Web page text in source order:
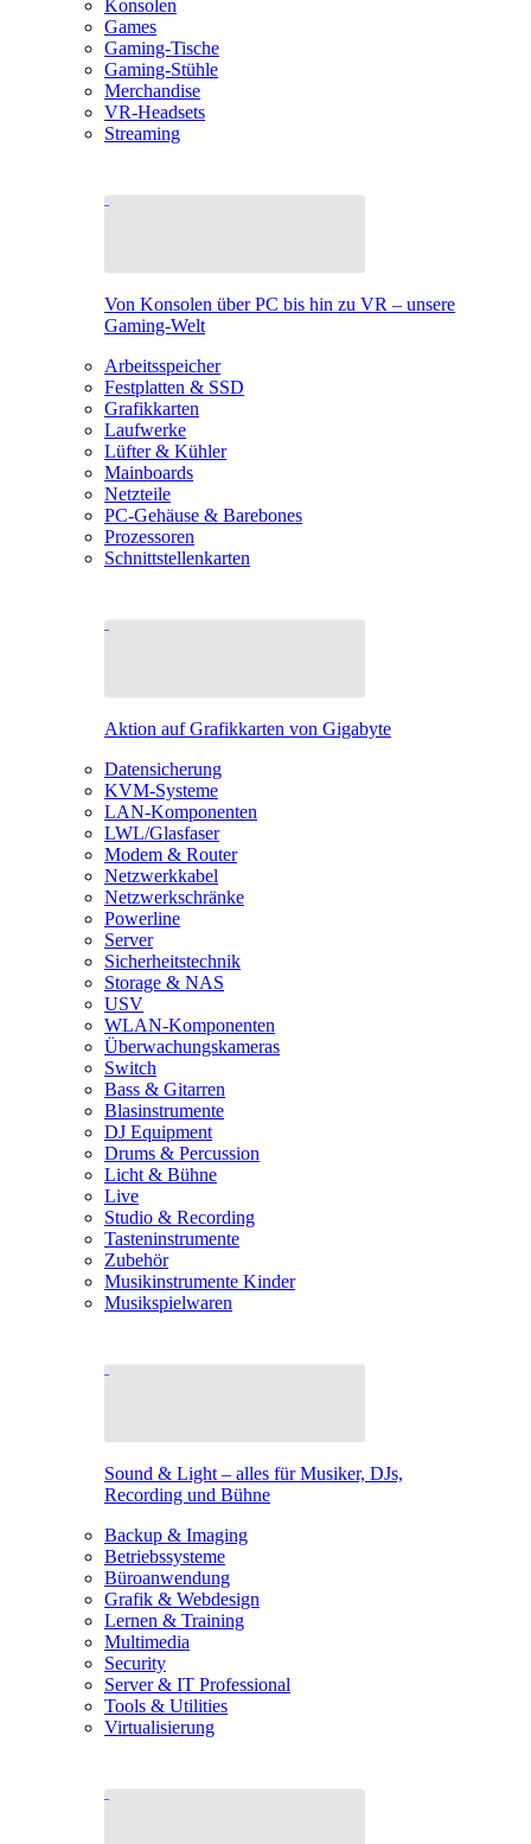
Konsolen
Games
Gaming-Tische
Gaming-Stühle
Merchandise
VR-Headsets
Streaming
Von Konsolen über PC bis hin zu VR – unsere
Gaming-Welt
Arbeitsspeicher
Festplatten & SSD
Grafikkarten
Laufwerke
Lüfter & Kühler
Mainboards
Netzteile
PC-Gehäuse & Barebones
Prozessoren
Schnittstellenkarten
Aktion auf Grafikkarten von Gigabyte
Datensicherung
KVM-Systeme
LAN-Komponenten
LWL/Glasfaser
Modem & Router
Netzwerkkabel
Netzwerkschränke
Powerline
Server
Sicherheitstechnik
Storage & NAS
USV
WLAN-Komponenten
Überwachungskameras
Switch
Bass & Gitarren
Blasinstrumente
DJ Equipment
Drums & Percussion
Licht & Bühne
Live
Studio & Recording
Tasteninstrumente
Zubehör
Musikinstrumente Kinder
Musikspielwaren
Sound & Light – alles für Musiker, DJs,
Recording und Bühne
Backup & Imaging
Betriebssysteme
Büroanwendung
Grafik & Webdesign
Lernen & Training
Multimedia
Security
Server & IT Professional
Tools & Utilities
Virtualisierung